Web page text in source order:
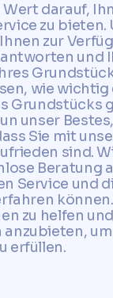
darauf,
zu bieten.
zur
und
wie wichtig
Grundstücks
unser
Sie mit
sind.
Beratung
Service und
zu helfen
erfüllen.